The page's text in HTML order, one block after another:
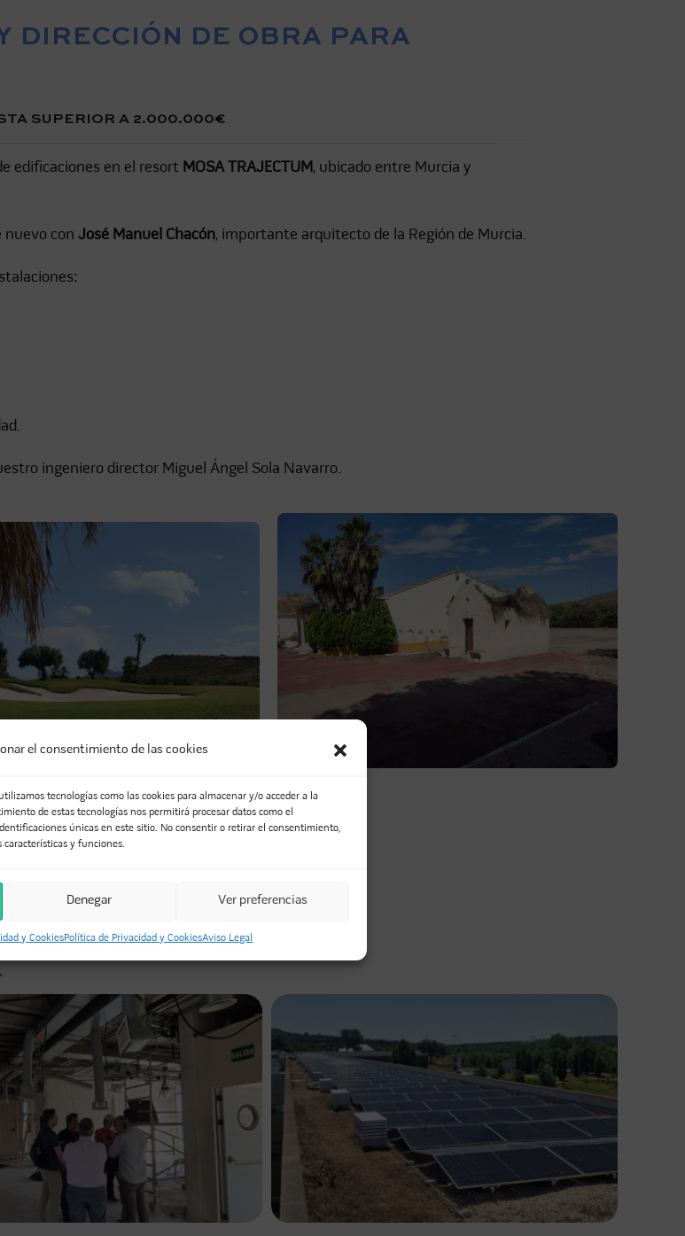
el consentimiento de las cookies
tecnologías como las cookies para almacenar y/o acceder a la
de estas tecnologías nos permitirá procesar datos como el
únicas en este sitio. No consentir o retirar el consentimiento,
y funciones.
Denegar Ver preferencias
y CookiesPolítica de Privacidad y CookiesAviso Legal
DIRECCIÓN DE OBRA PARA
SUPERIOR A 2.000.000€
edificaciones en el resort MOSA TRAJECTUM, ubicado entre Murcia y
nuevo con José Manuel Chacón, importante arquitecto de la Región de Murcia.
ingeniero director Miguel Ángel Sola Navarro.
Email